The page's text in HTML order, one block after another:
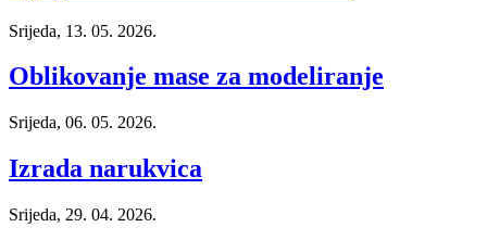
Srijeda, 13. 05. 2026.
Oblikovanje mase za modeliranje
Srijeda, 06. 05. 2026.
Izrada narukvica
Srijeda, 29. 04. 2026.